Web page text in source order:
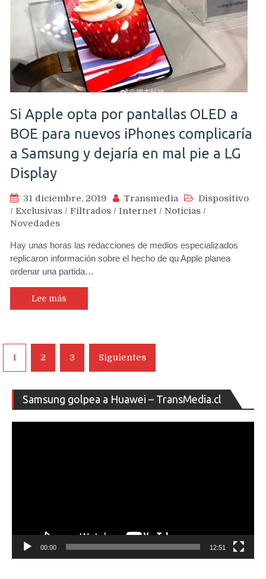
Si Apple opta por pantallas OLED a
BOE para nuevos iPhones complicaría
a Samsung y dejaría en mal pie a LG
Display
31 diciembre, 2019 Transmedia
Dispositivo
/ Exclusivas / Filtrados / Internet / Noticias /
Novedades
Hay unas horas las redacciones de medios especializados
replicaron información sobre el hecho de qu Apple planea
ordenar una partida…
Lee más
Navegación
de
entradas
1 2 3 Siguientes
Samsung golpea a Huawei – TransMedia.cl
de
00:00 12:51